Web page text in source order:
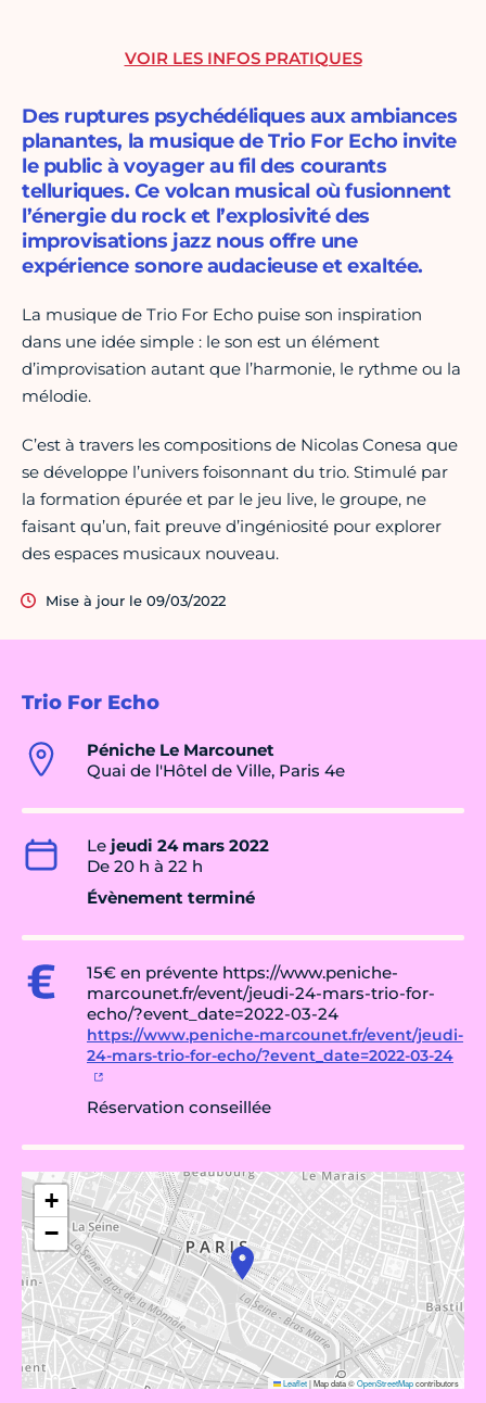
Trio For Echo
Péniche Le Marcounet
Quai de l'Hôtel de Ville, Paris 4e
Le jeudi 24 mars 2022
De 20 h à 22 h
Évènement terminé
15€ en prévente https://www.peniche-
marcounet.fr/event/jeudi-24-mars-trio-for-
echo/?event_date=2022-03-24
https://www.peniche-marcounet.fr/event/jeudi-
24-mars-trio-for-echo/?event_date=2022-03-24
Réservation conseillée
+
−
Leaflet|Map data ©OpenStreetMapcontributors
Des ruptures psychédéliques aux ambiances
planantes, la musique de Trio For Echo invite
le public à voyager au fil des courants
telluriques. Ce volcan musical où fusionnent
l’énergie du rock et l’explosivité des
improvisations jazz nous offre une
expérience sonore audacieuse et exaltée.
La musique de Trio For Echo puise son inspiration
dans une idée simple : le son est un élément
d’improvisation autant que l’harmonie, le rythme ou la
mélodie.
C’est à travers les compositions de Nicolas Conesa que
se développe l’univers foisonnant du trio. Stimulé par
la formation épurée et par le jeu live, le groupe, ne
faisant qu’un, fait preuve d’ingéniosité pour explorer
des espaces musicaux nouveau.
Mise à jour le 09/03/2022
VOIR LES INFOS PRATIQUES